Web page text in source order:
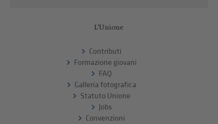
L'Unione
Contributi
Formazione giovani
FAQ
Galleria fotografica
Statuto Unione
Jobs
Convenzioni